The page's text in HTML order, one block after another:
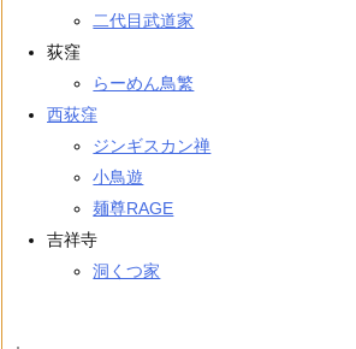
二代目武道家
荻窪
らーめん鳥繁
西荻窪
ジンギスカン禅
小鳥遊
麺尊RAGE
吉祥寺
洞くつ家